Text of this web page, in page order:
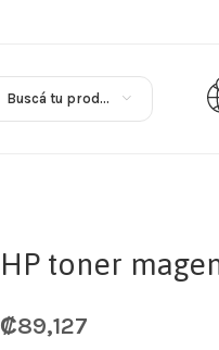
Buscá tu producto en
HP toner
₡89,127